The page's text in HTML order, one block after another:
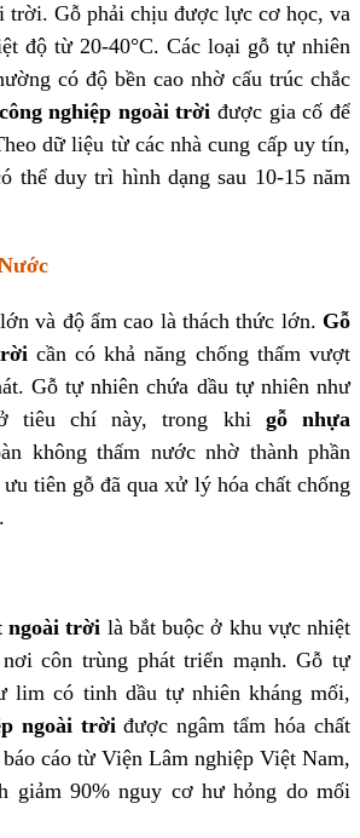
trời. Gỗ phải chịu được lực cơ học, va
độ từ 20-40°C. Các loại gỗ tự nhiên
có độ bền cao nhờ cấu trúc chắc
nghiệp ngoài trời được gia cố để
dữ liệu từ các nhà cung cấp uy tín,
thể duy trì hình dạng sau 10-15 năm
và độ ẩm cao là thách thức lớn. Gỗ
cần có khả năng chống thấm vượt
Gỗ tự nhiên chứa dầu tự nhiên như
tiêu chí này, trong khi gỗ nhựa
không thấm nước nhờ thành phần
tiên gỗ đã qua xử lý hóa chất chống
ngoài trời là bắt buộc ở khu vực nhiệt
côn trùng phát triển mạnh. Gỗ tự
lim có tinh dầu tự nhiên kháng mối,
ngoài trờiđược ngâm tẩm hóa chất
cáo từ Viện Lâm nghiệp Việt Nam,
giảm 90% nguy cơ hư hỏng do mối